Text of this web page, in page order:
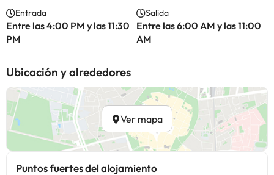
Entrada
Entre las 4:00 PM y las 11:30
PM
Salida
Entre las 6:00 AM y las 11:00
AM
Ubicación y alrededores
Ver mapa
Puntos fuertes del alojamiento